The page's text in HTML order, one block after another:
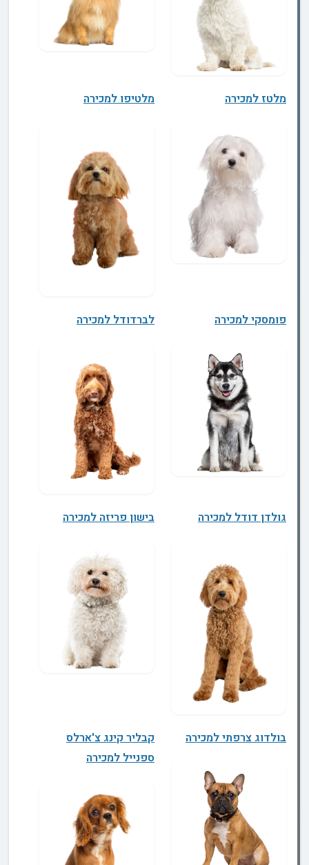
מלטז למכירה מלטיפו למכירה
פומסקי למכירה לברדודל למכירה
גולדן דודל למכירה בישון פריזה למכירה
בולדוג צרפתי למכירה
קבליר קינג צ'ארלס
ספנייל למכירה